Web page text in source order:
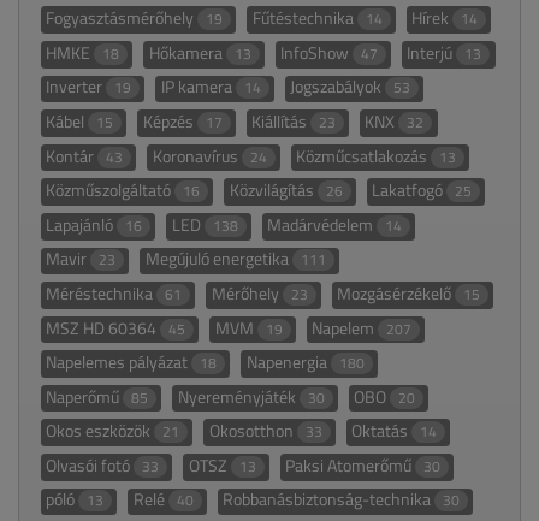
Fogyasztásmérőhely 19 Fűtéstechnika 14 Hírek 14
HMKE 18 Hőkamera 13 InfoShow 47 Interjú 13
Inverter 19 IP kamera 14 Jogszabályok 53
Kábel 15 Képzés 17 Kiállítás 23 KNX 32
Kontár 43 Koronavírus 24 Közműcsatlakozás 13
Közműszolgáltató 16 Közvilágítás 26 Lakatfogó 25
Lapajánló 16 LED 138 Madárvédelem 14
Mavir 23 Megújuló energetika 111
Méréstechnika 61 Mérőhely 23 Mozgásérzékelő 15
MSZ HD 60364 45 MVM 19 Napelem 207
Napelemes pályázat 18 Napenergia 180
Naperőmű 85 Nyereményjáték 30 OBO 20
Okos eszközök 21 Okosotthon 33 Oktatás 14
Olvasói fotó 33 OTSZ 13 Paksi Atomerőmű 30
póló 13 Relé 40 Robbanásbiztonság-technika 30